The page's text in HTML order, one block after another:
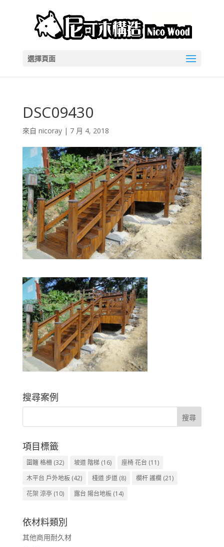
選擇頁面
DSC09430
來自 nicoray| 7 月 4, 2018
搜尋案例
項目標籤
圍籬 格柵(32) 坡道 階梯(16) 座椅 花台 (11)
木平台 戶外地板(42) 棧道 步道(8) 欄杆 護欄 (21)
花架 涼亭(10) 露台 陽台地板(14)
依材料類別
其他商用耐久材